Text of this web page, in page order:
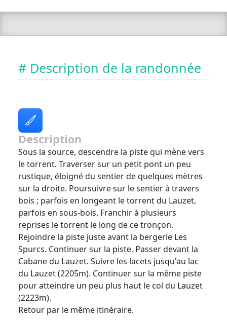
# Description de la randonnée
Description
Sous la source, descendre la piste qui mène vers
le torrent. Traverser sur un petit pont un peu
rustique, éloigné du sentier de quelques mètres
sur la droite. Poursuivre sur le sentier à travers
bois ; parfois en longeant le torrent du Lauzet,
parfois en sous-bois. Franchir à plusieurs
reprises le torrent le long de ce tronçon.
Rejoindre la piste juste avant la bergerie Les
Spurcs. Continuer sur la piste. Passer devant la
Cabane du Lauzet. Suivre les lacets jusqu'au lac
du Lauzet (2205m). Continuer sur la même piste
pour atteindre un peu plus haut le col du Lauzet
(2223m).
Retour par le même itinéraire.